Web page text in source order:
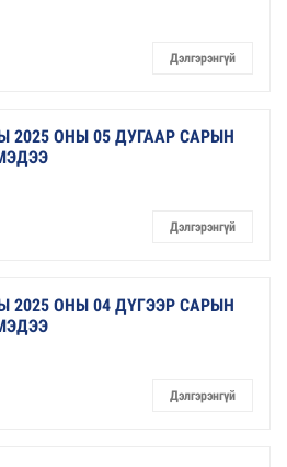
Дэлгэрэнгүй
ОНЫ 05 ДУГААР САРЫН
Дэлгэрэнгүй
ОНЫ 04 ДҮГЭЭР САРЫН
Дэлгэрэнгүй